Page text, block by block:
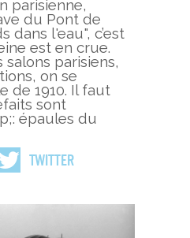
parisienne,
du Pont de
dans l'eau", c’est
est en crue.
salons parisiens,
on se
de 1910. Il faut
sont
épaules du
Twitter